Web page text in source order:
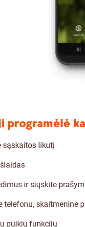
programėlė
sąskaitos likutį
ir siųskite
telefonu, skaitmenine
puikių funkcijų